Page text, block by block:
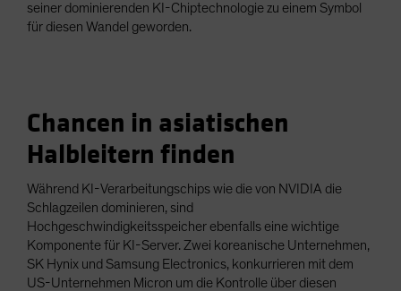
seiner dominierenden KI-Chiptechnologie zu einem Symbol
für diesen Wandel geworden.
Chancen in asiatischen
Halbleitern finden
Während KI-Verarbeitungschips wie die von NVIDIA die
Schlagzeilen dominieren, sind
Hochgeschwindigkeitsspeicher ebenfalls eine wichtige
Komponente für KI-Server. Zwei koreanische Unternehmen,
SK Hynix und Samsung Electronics, konkurrieren mit dem
US-Unternehmen Micron um die Kontrolle über diesen